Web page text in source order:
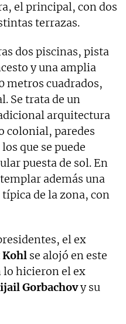
el principal, con dos
terrazas.
dos piscinas, pista
y una amplia
metros cuadrados,
Se trata de un
arquitectura
colonial, paredes
que se puede
puesta de sol. En
además una
de la zona, con
el ex
se alojó en este
lo hicieron el ex
Gorbachovy su